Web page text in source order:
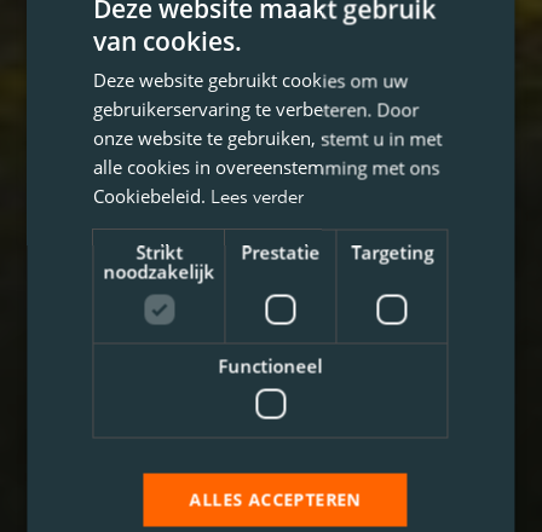
Deze website maakt gebruik
van cookies.
Deze website gebruikt cookies om uw
gebruikerservaring te verbeteren. Door
onze website te gebruiken, stemt u in met
alle cookies in overeenstemming met ons
Cookiebeleid. Lees verder
Strikt
noodzakelijk
Prestatie Targeting
Functioneel
ALLES ACCEPTEREN